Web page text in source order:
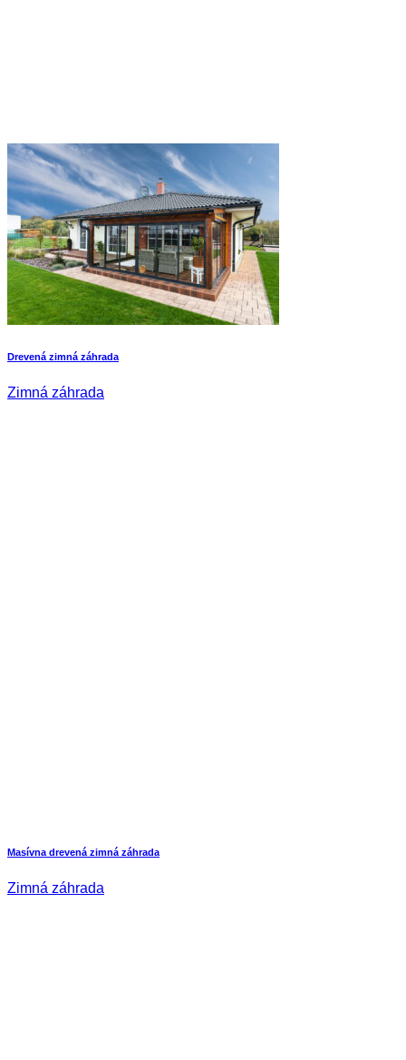
Drevená zimná záhrada
Zimná záhrada
Masívna drevená zimná záhrada
Zimná záhrada